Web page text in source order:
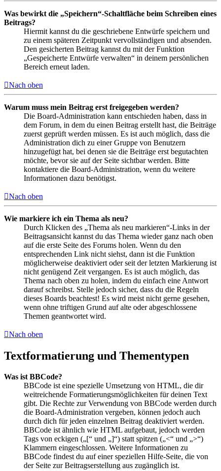
Was bewirkt die „Speichern“-Schaltfläche beim Schreiben eines
Beitrags?
Hiermit kannst du die geschriebene Entwürfe speichern und
zu einem späteren Zeitpunkt vervollständigen und absenden.
Den gesicherten Beitrag kannst du mit der Funktion
„Gespeicherte Entwürfe verwalten“ in deinem persönlichen
Bereich erneut laden.
Nach oben
Warum muss mein Beitrag erst freigegeben werden?
Die Board-Administration kann entschieden haben, dass in
dem Forum, in dem du einen Beitrag erstellt hast, die Beiträge
zuerst geprüft werden müssen. Es ist auch möglich, dass die
Administration dich zu einer Gruppe von Benutzern
hinzugefügt hat, bei denen sie die Beiträge erst begutachten
möchte, bevor sie auf der Seite sichtbar werden. Bitte
kontaktiere die Board-Administration, wenn du weitere
Informationen dazu benötigst.
Nach oben
Wie markiere ich ein Thema als neu?
Durch Klicken des „Thema als neu markieren“-Links in der
Beitragsansicht kannst du das Thema wieder ganz nach oben
auf die erste Seite des Forums holen. Wenn du den
entsprechenden Link nicht siehst, dann ist die Funktion
möglicherweise deaktiviert oder seit der letzten Markierung ist
nicht genügend Zeit vergangen. Es ist auch möglich, das
Thema nach oben zu holen, indem du einfach eine Antwort
darauf schreibst. Stelle jedoch sicher, dass du die Regeln
dieses Boards beachtest! Es wird meist nicht gerne gesehen,
wenn ohne triftigen Grund auf alte oder abgeschlossene
Themen geantwortet wird.
Nach oben
Textformatierung und Thementypen
Was ist BBCode?
BBCode ist eine spezielle Umsetzung von HTML, die dir
weitreichende Formatierungsmöglichkeiten für deinen Text
gibt. Die Rechte zur Verwendung von BBCode werden durch
die Board-Administration vergeben, können jedoch auch
durch dich für jeden einzelnen Beitrag deaktiviert werden.
BBCode ist ähnlich wie HTML aufgebaut, jedoch werden
Tags von eckigen („[“ und „]“) statt spitzen („<“ und „>“)
Klammern eingeschlossen. Weitere Informationen zu
BBCode findest du auf einer speziellen Hilfe-Seite, die von
der Seite zur Beitragserstellung aus zugänglich ist.